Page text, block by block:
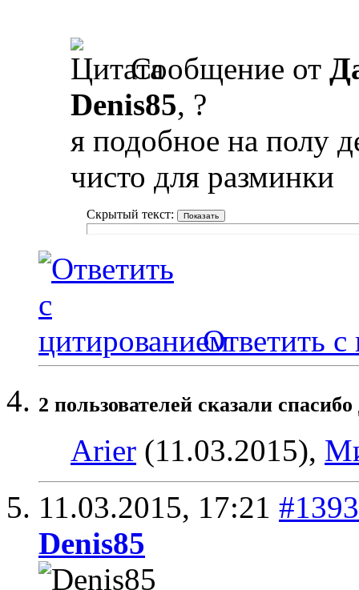
Сообщение от
Denis85, ?
я подобное на полу
чисто для разминки
Скрытый текст:
Ответить с
2 пользователей сказали
Arier (11.03.2015),
11.03.2015, 17:21 #1393
Denis85